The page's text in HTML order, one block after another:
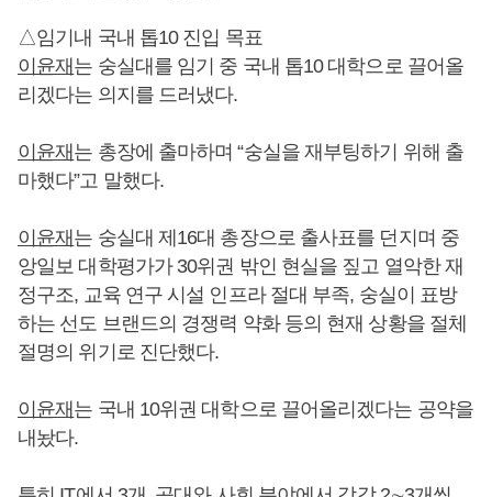
△임기내 국내 톱10 진입 목표
이윤재 는 숭실대를 임기 중 국내 톱10 대학으로 끌어올
리겠다는 의지를 드러냈다.
이윤재 는 총장에 출마하며 “숭실을 재부팅하기 위해 출
마했다”고 말했다.
이윤재 는 숭실대 제16대 총장으로 출사표를 던지며 중
앙일보 대학평가가 30위권 밖인 현실을 짚고 열악한 재
정구조, 교육 연구 시설 인프라 절대 부족, 숭실이 표방
하는 선도 브랜드의 경쟁력 약화 등의 현재 상황을 절체
절명의 위기로 진단했다.
이윤재 는 국내 10위권 대학으로 끌어올리겠다는 공약을
내놨다.